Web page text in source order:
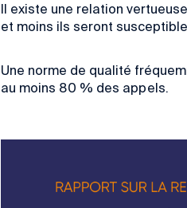
Il existe une relation
et moins ils seront
Une norme de qualité
au moins 80 % des appels.